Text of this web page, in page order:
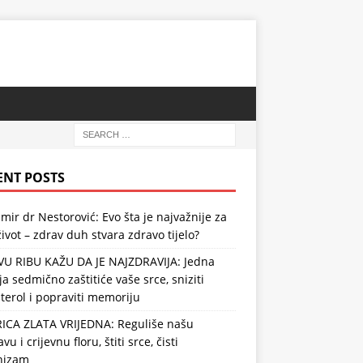
POSTS
dr Nestorović: Evo šta je najvažnije za
– zdrav duh stvara zdravo tijelo?
RIBU KAŽU DA JE NAJZDRAVIJA: Jedna
sedmično zaštitiće vaše srce, sniziti
i popraviti memoriju
ZLATA VRIJEDNA: Reguliše našu
i crijevnu floru, štiti srce, čisti